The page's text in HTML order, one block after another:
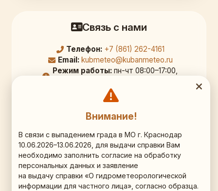
Связь с нами
Телефон: +7 (861) 262-4161
Email: kubmeteo@kubanmeteo.ru
Режим работы: пн-чт 08:00–17:00,
Официальный адрес
ул. Рашпилевская д. 36, 9 этаж, кб. 903
Схема проезда (Яндекс.Карты)
Наши соц.сети
Внимание!
В связи с выпадением града в МО г. Краснодар
10.06.2026–13.06.2026, для выдачи справки Вам
необходимо заполнить согласие на обработку
персональных данных и заявление
на выдачу справки «О гидрометеорологической
информации для частного лица», согласно образца.